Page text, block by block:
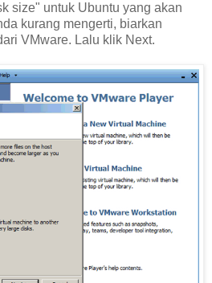
size" untuk Ubuntu yang akan
kurang mengerti, biarkan
VMware. Lalu klik Next.